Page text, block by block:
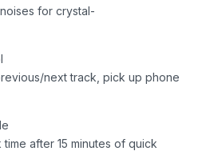
for crystal-
next track, pick up phone
after 15 minutes of quick